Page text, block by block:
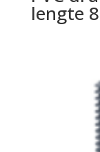
lengte